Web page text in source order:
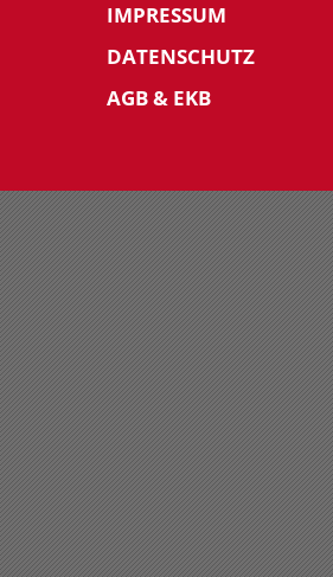
IMPRESSUM
DATENSCHUTZ
AGB & EKB